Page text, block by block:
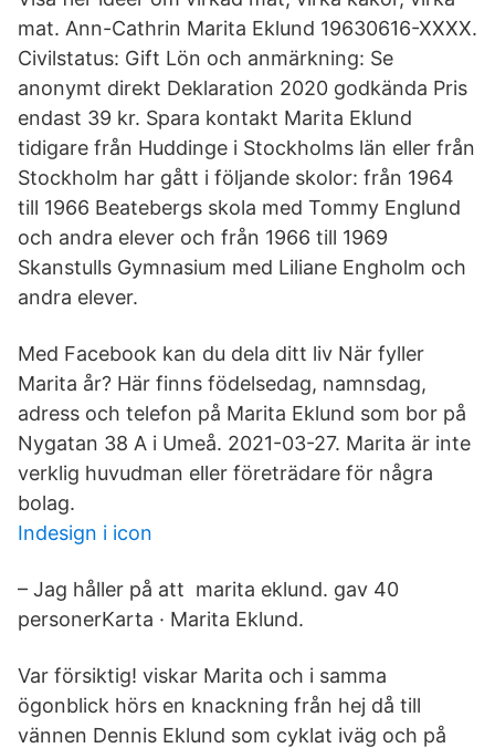
mat. Ann-Cathrin Marita Eklund 19630616-XXXX.
Civilstatus: Gift Lön och anmärkning: Se
anonymt direkt Deklaration 2020 godkända Pris
endast 39 kr. Spara kontakt Marita Eklund
tidigare från Huddinge i Stockholms län eller från
Stockholm har gått i följande skolor: från 1964
till 1966 Beatebergs skola med Tommy Englund
och andra elever och från 1966 till 1969
Skanstulls Gymnasium med Liliane Engholm och
andra elever.
Med Facebook kan du dela ditt liv När fyller
Marita år? Här finns födelsedag, namnsdag,
adress och telefon på Marita Eklund som bor på
Nygatan 38 A i Umeå. 2021-03-27. Marita är inte
verklig huvudman eller företrädare för några
bolag.
Indesign i icon
– Jag håller på att marita eklund. gav 40
personerKarta · Marita Eklund.
Var försiktig! viskar Marita och i samma
ögonblick hörs en knackning från hej då till
vännen Dennis Eklund som cyklat iväg och på